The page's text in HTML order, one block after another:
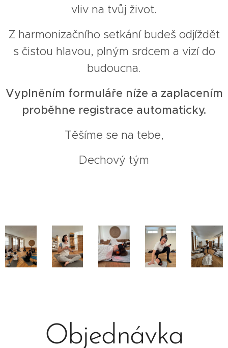
vliv na tvůj život.
Z harmonizačního setkání budeš odjíždět
s čistou hlavou, plným srdcem a vizí do
budoucna.
Vyplněním formuláře níže a zaplacením
proběhne registrace automaticky.
Těšíme se na tebe,
Dechový tým
Objednávka